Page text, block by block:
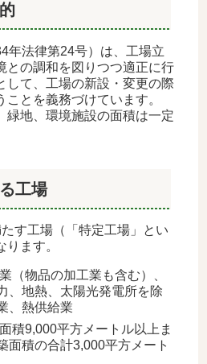
年法律第24号）は、工場立
との調和を図りつつ適正に行
して、工場の新設・変更の際
ことを義務づけています。
緑地、環境施設の面積は一定
工場
す工場（「特定工場」とい
ます。
（物品の加工業も含む）、
、地熱、太陽光発電所を除
、熱供給業
積9,000平方メートル以上ま
面積の合計3,000平方メート